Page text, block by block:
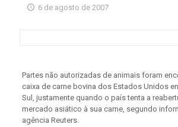
6 de agosto de 2007
Partes não autorizadas de animais foram
caixa de carne bovina dos Estados Unidos
Sul, justamente quando o país tenta a
mercado asiático à sua carne, segundo
agência Reuters.